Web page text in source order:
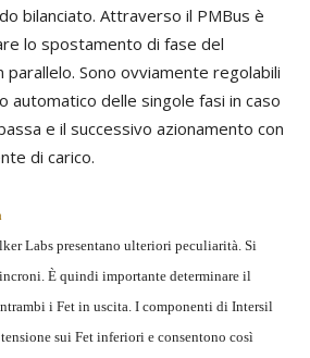
bilanciato. Attraverso il PMBus è
lo spostamento di fase del
Sono ovviamente regolabili
automatico delle singole fasi in caso
e il successivo azionamento con
di carico.
Labs presentano ulteriori peculiarità. Si
È quindi importante determinare il
i Fet in uscita. I componenti di Intersil
sui Fet inferiori e consentono così